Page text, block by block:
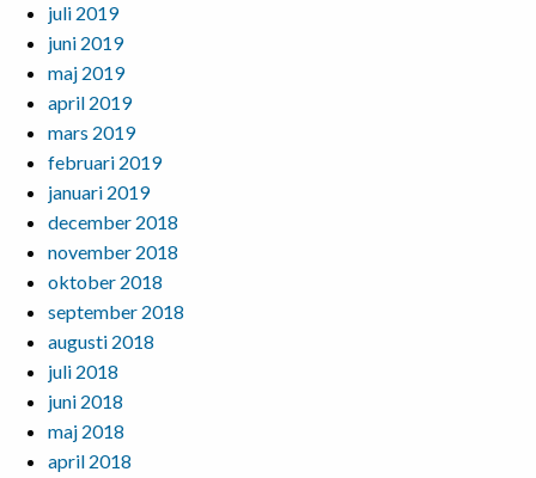
juli 2019
juni 2019
maj 2019
april 2019
mars 2019
februari 2019
januari 2019
december 2018
november 2018
oktober 2018
september 2018
augusti 2018
juli 2018
juni 2018
maj 2018
april 2018